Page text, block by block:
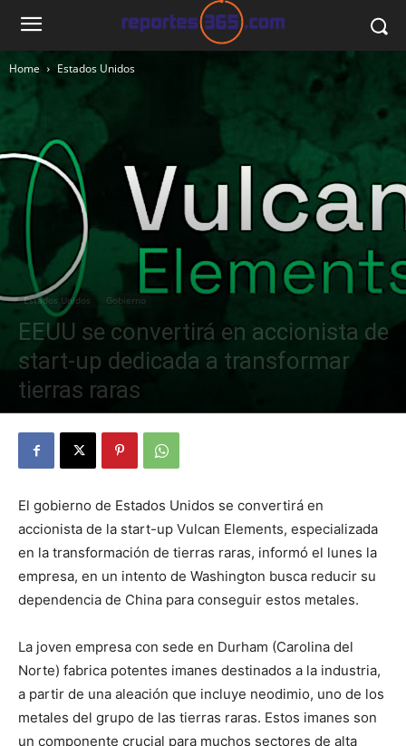
Home Estados Unidos
Estados Unidos Gobierno
EEUU se convertirá en accionista de
start-up dedicada a transformar
tierras raras
By Julio Valdez - noviembre 4, 2025 17
El gobierno de Estados Unidos se convertirá en
accionista de la start-up Vulcan Elements, especializada
en la transformación de tierras raras, informó el lunes la
empresa, en un intento de Washington busca reducir su
dependencia de China para conseguir estos metales.
La joven empresa con sede en Durham (Carolina del
Norte) fabrica potentes imanes destinados a la industria,
a partir de una aleación que incluye neodimio, uno de los
metales del grupo de las tierras raras. Estos imanes son
un componente crucial para muchos sectores de alta